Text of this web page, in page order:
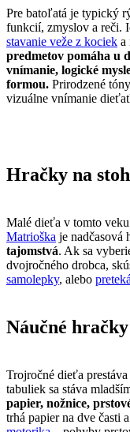
Pre batoľatá je typický
funkcií, zmyslov a reči.
stavanie veže z kociek a
predmetov pomáha u
vnímanie, logické
formou. Prirodzené
vizuálne vnímanie
Hračky na
Malé dieťa v tomto
Matrioška je nadčasová
tajomstvá. Ak sa
dvojročného drobca,
samolepky, alebo
Náučné
Trojročné dieťa
tabuliek sa stáva
papier, nožnice,
trhá papier na dve časti